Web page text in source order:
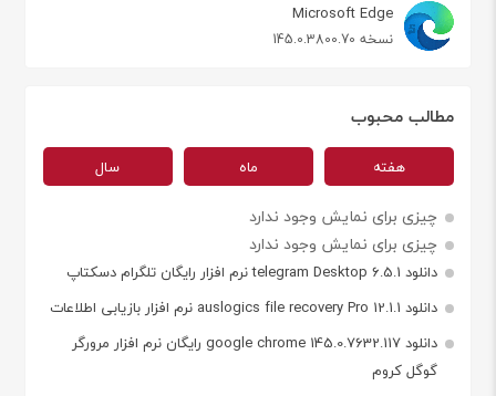
Microsoft Edge
نسخه 145.0.3800.70
مطالب محبوب
هفته ماه سال
چیزی برای نمایش وجود ندارد
چیزی برای نمایش وجود ندارد
دانلود telegram Desktop 6.5.1 نرم افزار رایگان تلگرام دسکتاپ
دانلود auslogics file recovery Pro 12.1.1 نرم افزار بازیابی اطلاعات
دانلود google chrome 145.0.7632.117 رایگان نرم افزار مرورگر
گوگل کروم